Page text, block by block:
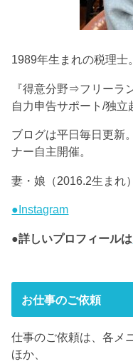
1989年生まれの税理士。
『得意分野⇒フリーラ
自力申告サポート/独立
ブログは平日毎日更新
ナー自主開催。
妻・娘（2016.2生まれ
●Instagram
●詳しいプロフィールは
お仕事のご依頼
仕事のご依頼は、各メ
ほか、